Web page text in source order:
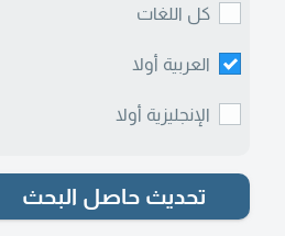
كل اللغات
العربية أولا
الإنجليزية أولا
تحديث حاصل البحث